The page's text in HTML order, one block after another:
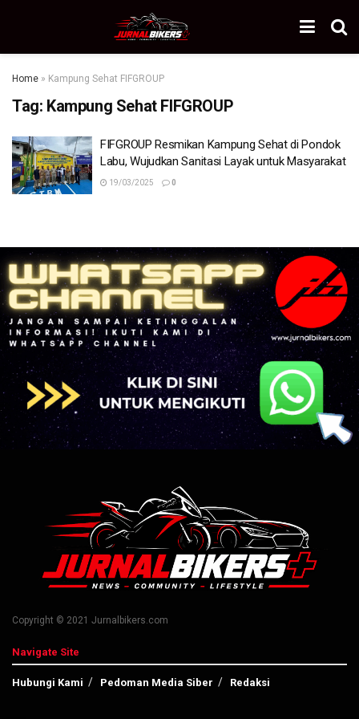
Home » Kampung Sehat FIFGROUP
Tag: Kampung Sehat FIFGROUP
FIFGROUP Resmikan Kampung Sehat di Pondok
Labu, Wujudkan Sanitasi Layak untuk Masyarakat
19/03/2025 0
Copyright © 2021 Jurnalbikers.com
Navigate Site
Hubungi Kami Pedoman Media Siber Redaksi